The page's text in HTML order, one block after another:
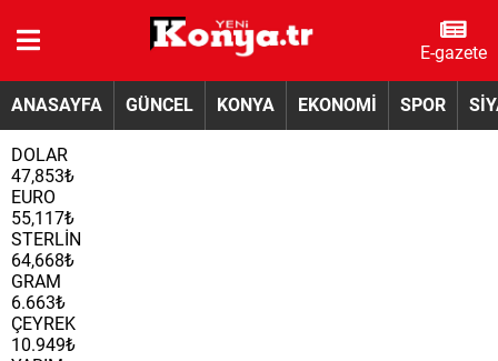
E-gazete
ANASAYFA GÜNCEL KONYA EKONOMİ SPOR
DOLAR
47,853₺
EURO
55,117₺
STERLİN
64,668₺
GRAM
6.663₺
ÇEYREK
10.949₺